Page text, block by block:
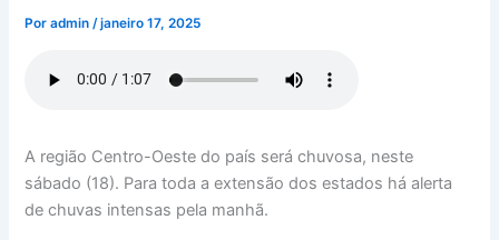
Poradmin/janeiro 17, 2025
A região Centro-Oeste do país será chuvosa, neste
sábado (18). Para toda a extensão dos estados há alerta
de chuvas intensas pela manhã.